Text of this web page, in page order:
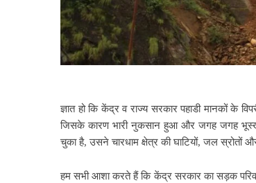
ज्ञात हो कि केंद्र व राज्य सरकार पहाडी मानकों के
जिसके कारण भारी नुकसान हुआ और जगह जगह
चुका है, उसने चारधाम क्षेत्र की घाटियों, जल स्रोतों
हम सभी आशा करते हैं कि केंद्र सरकार का सड़क